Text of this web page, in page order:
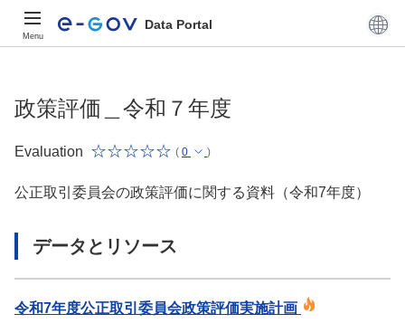
Menu
Data Portal
政策評価＿令和７年度
Evaluation ( 0 )
公正取引委員会の政策評価に関する資料（令和7年度）
データとリソース
令和7年度公正取引委員会政策評価実施計画